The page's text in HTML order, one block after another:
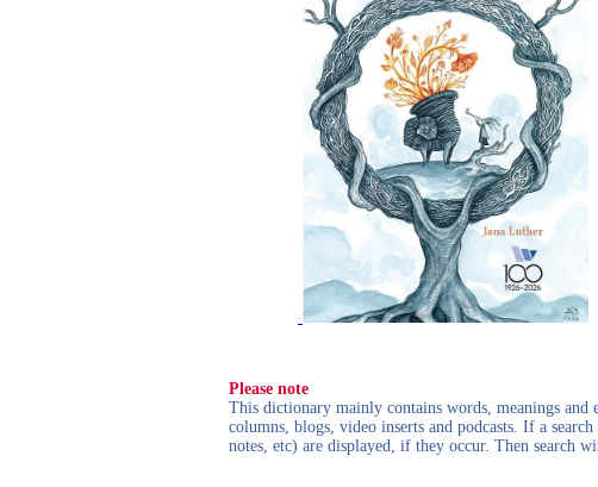
Please note
This dictionary mainly contains words, meanings
columns, blogs, video inserts and podcasts. If a
notes, etc) are displayed, if they occur. Then search